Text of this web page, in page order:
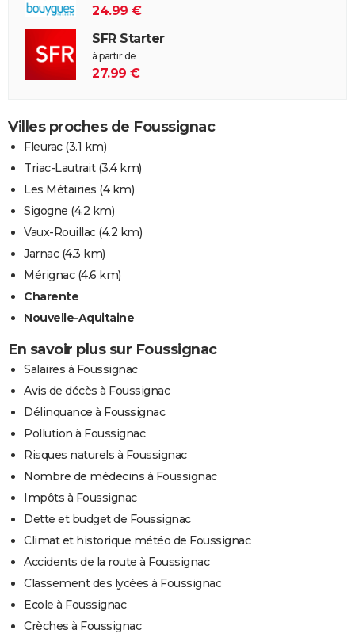
24.99 €
SFR Starter
à partir de
27.99 €
Villes proches de Foussignac
Fleurac(3.1 km)
Triac-Lautrait(3.4 km)
Les Métairies (4 km)
Sigogne (4.2 km)
Vaux-Rouillac(4.2 km)
Jarnac(4.3 km)
Mérignac(4.6 km)
Charente
Nouvelle-Aquitaine
En savoir plus sur Foussignac
Salaires à Foussignac
Avis de décès à Foussignac
Délinquance à Foussignac
Pollution à Foussignac
Risques naturels à Foussignac
Nombre de médecins à Foussignac
Impôts à Foussignac
Dette et budget de Foussignac
Climat et historique météo de Foussignac
Accidents de la route à Foussignac
Classement des lycées à Foussignac
Ecole à Foussignac
Crèches à Foussignac